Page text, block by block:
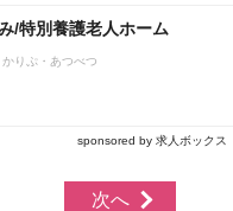
/特別養護老人ホーム
りぷ・あつべつ
sponsored by 求人ボックス
次へ